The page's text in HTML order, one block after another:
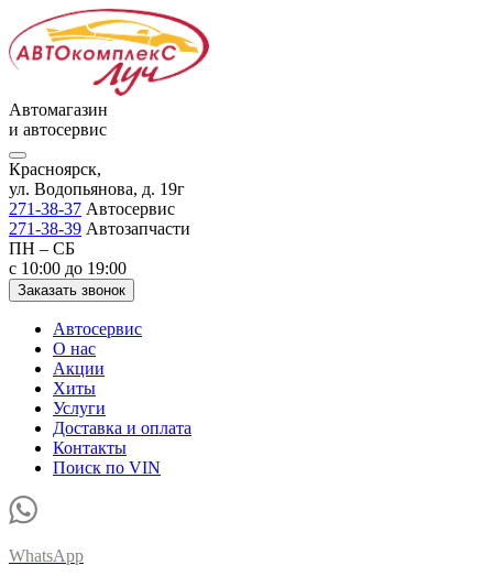
Автомагазин
и автосервис
Красноярск,
ул. Водопьянова, д. 19г
271-38-37 Автосервис
271-38-39 Автозапчасти
ПН – СБ
с 10:00 до 19:00
Заказать звонок
Автосервис
О нас
Акции
Хиты
Услуги
Доставка и оплата
Контакты
Поиск по VIN
WhatsApp